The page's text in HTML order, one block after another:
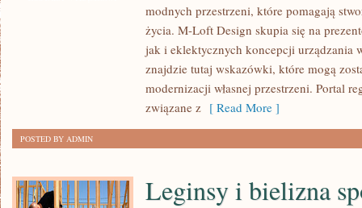
INSPIRACJE
modnych przestrzeni, które pomagają
życia. M-Loft Design skupia się na
jak i eklektycznych koncepcji urządzania
znajdzie tutaj wskazówki, które mogą
modernizacji własnej przestrzeni. Portal
związane z [ Read More ]
POSTED BY ADMIN
Leginsy i bielizna